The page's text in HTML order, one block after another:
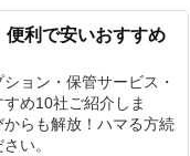
便利で安いおすすめ
ョン・保管サービス・
め10社ご紹介しま
らも解放！ハマる方続
い。